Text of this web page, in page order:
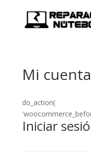
Mi cuenta
do_action(
Iniciar